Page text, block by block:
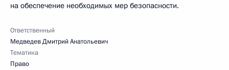
на обеспечение необходимых мер безопасности.
Ответственный
Медведев Дмитрий Анатольевич
Тематика
Право